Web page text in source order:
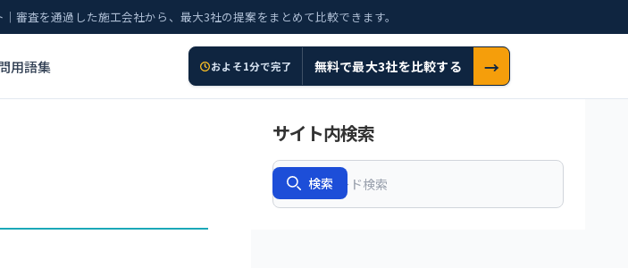
審査を通過した施工会社から、最大3社の提案をまとめて比較できます。
用語集 およそ1分で完了 無料で最大3社を比較する →
サイト内検索
Search
検索